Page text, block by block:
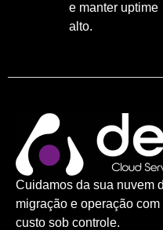
e manter uptime
alto.
Cuidamos da sua nuvem
migração e operação
custo sob controle.